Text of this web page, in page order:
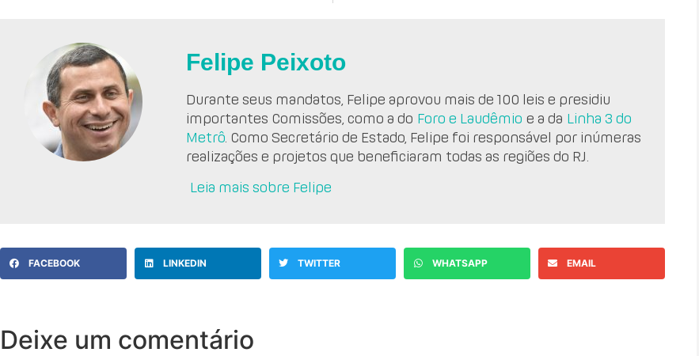
Felipe Peixoto
Durante seus mandatos, Felipe aprovou mais de 100 leis e presidiu
importantes Comissões, como a do Foro e Laudêmio e a da Linha 3 do
Metrô . Como Secretário de Estado, Felipe foi responsável por inúmeras
realizações e projetos que beneficiaram todas as regiões do RJ.
Leia mais sobre Felipe
FACEBOOK LINKEDIN TWITTER WHATSAPP EMAIL
Deixe um comentário